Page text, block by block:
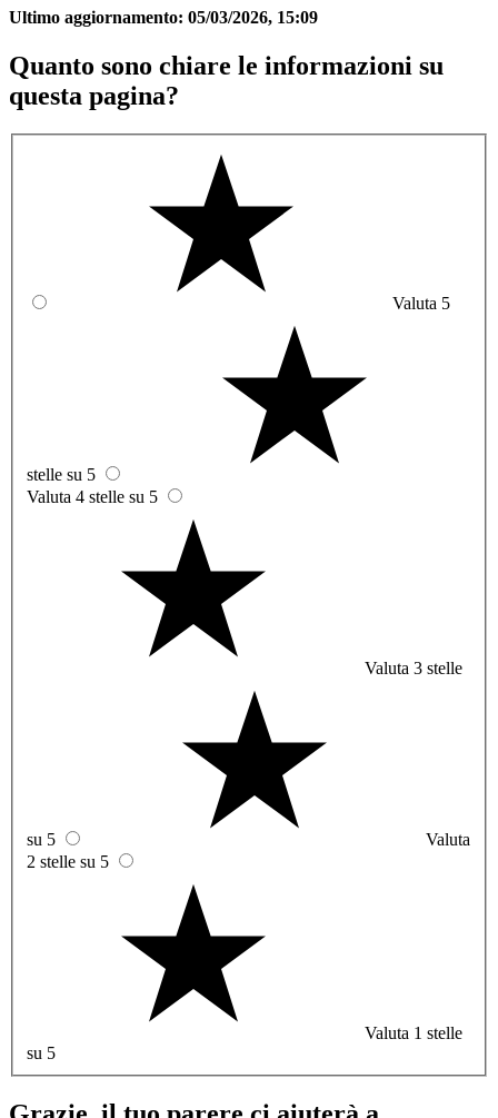
Ultimo aggiornamento: 05/03/2026, 15:09
Quanto sono chiare le informazioni su
questa pagina?
Valuta 5
stelle su 5
Valuta 4 stelle su 5
Valuta 3 stelle
su 5
Valuta
2 stelle su 5
Valuta 1 stelle
su 5